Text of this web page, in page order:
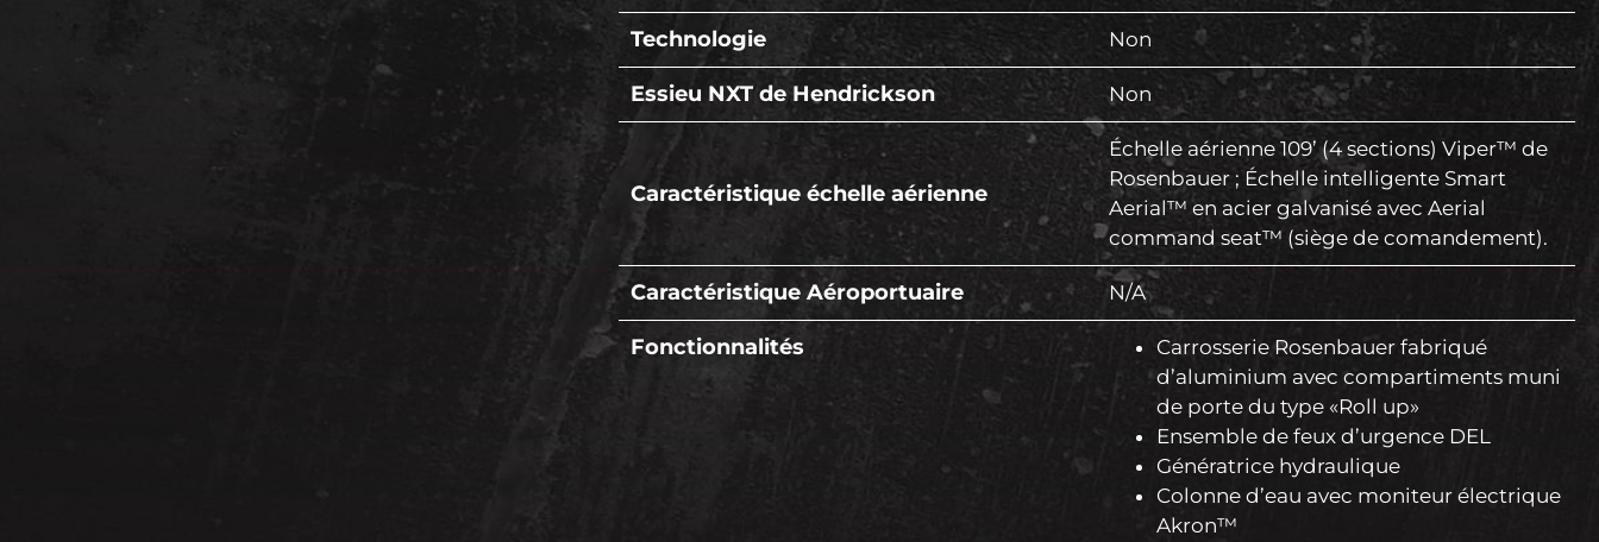
Technologie Non
Essieu NXT de Hendrickson Non
Caractéristique échelle aérienne
Échelle aérienne 109’ (4 sections) Viper™ de
Rosenbauer ; Échelle intelligente Smart
Aerial™ en acier galvanisé avec Aerial
command seat™ (siège de comandement).
Caractéristique Aéroportuaire N/A
Fonctionnalités
Carrosserie Rosenbauer fabriqué
d’aluminium avec compartiments muni
de porte du type «Roll up»
Ensemble de feux d’urgence DEL
Génératrice hydraulique
Colonne d’eau avec moniteur électrique
Akron™